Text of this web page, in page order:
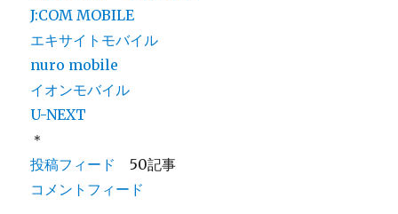
J:COM MOBILE
エキサイトモバイル
nuro mobile
イオンモバイル
U-NEXT
＊
投稿フィード
50記事
コメントフィード